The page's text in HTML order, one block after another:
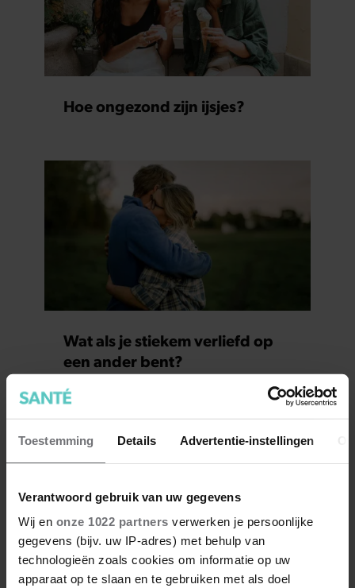
Toestemming Details Advertentie-instellingen
Verantwoord gebruik van uw gegevens
Wij en onze 1022 partners verwerken je persoonlijke
gegevens (bijv. uw IP-adres) met behulp van
technologieën zoals cookies om informatie op uw
apparaat op te slaan en te gebruiken met als doel
Hoe ongezond zijn ijsjes?
Wat als je stiekem verliefd op
een ander bent?